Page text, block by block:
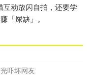
互动放闪自拍，还要学
「屎缺」。
吓坏网友